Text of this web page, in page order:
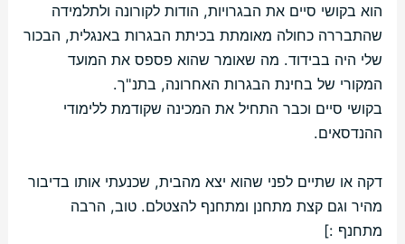
הוא בקושי סיים את הבגרויות, הודות לקורונה ולתלמידה
שהתבררה כחולה מאומתת בכיתת הבגרות באנגלית, הבכור
שלי היה בבידוד. מה שאומר שהוא פספס את המועד
המקורי של בחינת הבגרות האחרונה, בתנ"ך.
בקושי סיים וכבר התחיל את המכינה שקודמת ללימודי
ההנדסאים.
דקה או שתיים לפני שהוא יצא מהבית, שכנעתי אותו בדיבור
מהיר וגם קצת מתחנן ומתחנף להצטלם. טוב, הרבה
מתחנף :]